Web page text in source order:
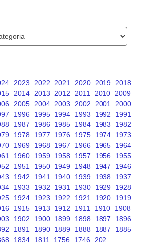
2023 2022 2021 2020 2019
2018
2014 2013 2012 2011 2010
2009
2005 2004 2003 2002 2001
2000
1996 1995 1994 1993 1992
1991
1987 1986 1985 1984 1983
1982
1978 1977 1976 1975 1974
1973
1969 1968 1967 1966 1965
1964
1960 1959 1958 1957 1956
1955
1951 1950 1949 1948 1947
1946
1942 1941 1940 1939 1938
1937
1933 1932 1931 1930 1929
1928
1924 1923 1922 1921 1920
1919
1915 1913 1912 1911 1910
1908
1902 1900 1899 1898 1897
1896
1891 1890 1889 1888 1887
1885
1834 1811 1756 1746 202